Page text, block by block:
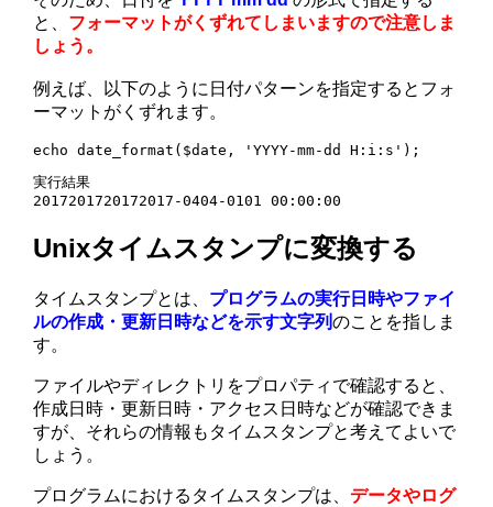
と、 フォーマットがくずれてしまいますので注意しま
しょう。
例えば、以下のように日付パターンを指定するとフォ
ーマットがくずれます。
echo date_format($date, 'YYYY-mm-dd H:i:s');
実行結果
2017201720172017-0404-0101 00:00:00
Unixタイムスタンプに変換する
タイムスタンプとは、 プログラムの実行日時やファイ
ルの作成・更新日時などを示す文字列のことを指しま
す。
ファイルやディレクトリをプロパティで確認すると、
作成日時・更新日時・アクセス日時などが確認できま
すが、それらの情報もタイムスタンプと考えてよいで
しょう。
プログラムにおけるタイムスタンプは、データやログ